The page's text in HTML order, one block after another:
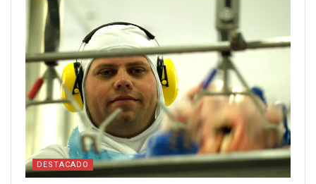
DESTACADO